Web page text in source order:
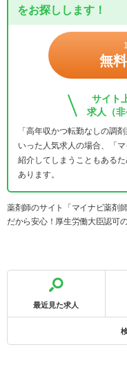
をお探しします！
無
サイト
求人（
「高年収かつ転勤なしの調
いった人気求人の場合、「
紹介してしまうこともある
あります。
薬剤師のサイト「マイナビ薬剤
だから安心！厚生労働大臣認可
最近見た求人